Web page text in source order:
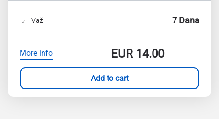
Važi 7 Dana
More info EUR14.00
Add to cart